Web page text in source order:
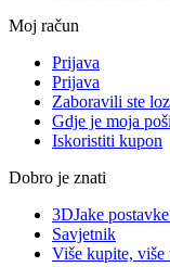
Moj račun
Prijava
Prijava
Zaboravili ste
Gdje je moja
Iskoristiti kupon
Dobro je znati
3DJake
Savjetnik
Više kupite, više